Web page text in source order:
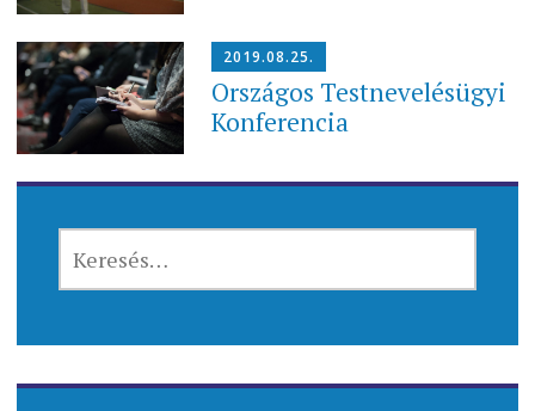
2019.08.25.
Országos Testnevelésügyi
Konferencia